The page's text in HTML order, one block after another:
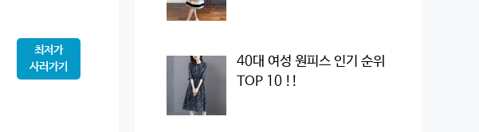
최저가
사러가기
40대 여성 원피스 인기 순위
TOP 10 !!